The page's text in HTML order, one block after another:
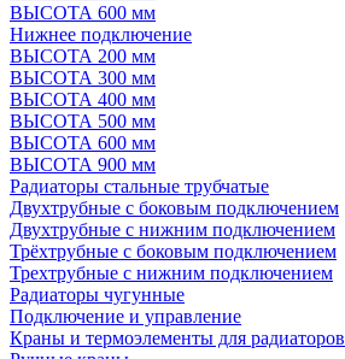
ВЫСОТА 600 мм
Нижнее подключение
ВЫСОТА 200 мм
ВЫСОТА 300 мм
ВЫСОТА 400 мм
ВЫСОТА 500 мм
ВЫСОТА 600 мм
ВЫСОТА 900 мм
Радиаторы стальные трубчатые
Двухтрубные с боковым подключением
Двухтрубные с нижним подключением
Трёхтрубные с боковым подключением
Трехтрубные с нижним подключением
Радиаторы чугунные
Подключение и управление
Краны и термоэлементы для радиаторов